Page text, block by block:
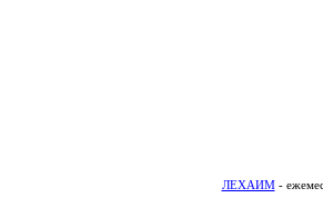
ЛЕХАИМ-